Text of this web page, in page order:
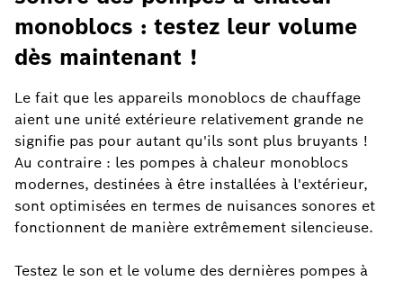
monoblocs : testez leur volume
dès maintenant !
Le fait que les appareils monoblocs de chauffage
aient une unité extérieure relativement grande ne
signifie pas pour autant qu'ils sont plus bruyants !
Au contraire : les pompes à chaleur monoblocs
modernes, destinées à être installées à l'extérieur,
sont optimisées en termes de nuisances sonores et
fonctionnent de manière extrêmement silencieuse.
Testez le son et le volume des dernières pompes à